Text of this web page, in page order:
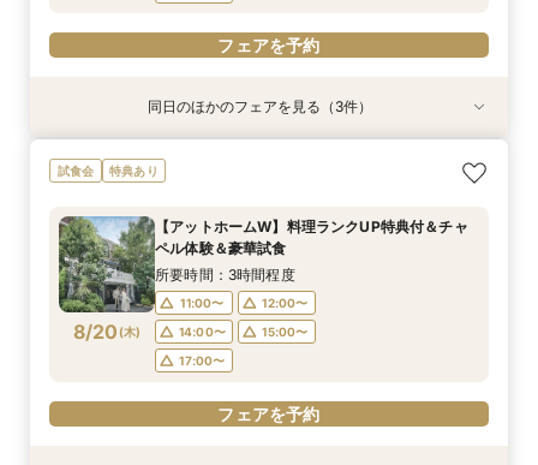
フェアを予約
特典あり
8/19(水)
【10名～貸切可】絶品フレンチ試食付*挙式×会
食プラン相談フェア
11:00〜
12:00〜
14:00〜
15:00〜
17:00〜
フェアを予約
特典あり
8/19(水)
初見学でも安心◎「即決なし」アップ額が少ない
新プラン×試食付
11:00〜
12:00〜
14:00〜
15:00〜
17:00〜
フェアを予約
8/19(水)
【90分～OK】〈2件目見学も◎〉豪華特典付*ク
イック相談会
11:00〜
12:00〜
14:00〜
15:00〜
17:00〜
フェアを予約
同日のほかのフェアを見る（3件）
試食会 特典あり
8/20 (木)
【アットホームW】料理ランクUP特典付＆チャ
ペル体験＆豪華試食
所要時間：3時間程度
11:00〜
12:00〜
14:00〜
15:00〜
17:00〜
フェアを予約